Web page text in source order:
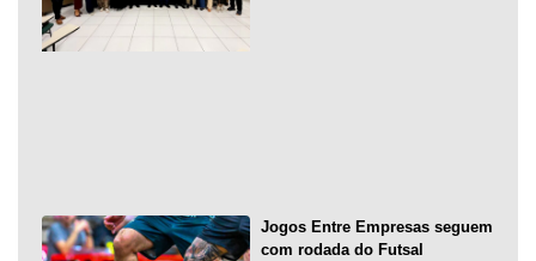
Jogos Entre Empresas seguem
com rodada do Futsal